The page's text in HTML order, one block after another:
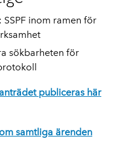
inom ramen för
sökbarheten för
publiceras här
samtliga ärenden